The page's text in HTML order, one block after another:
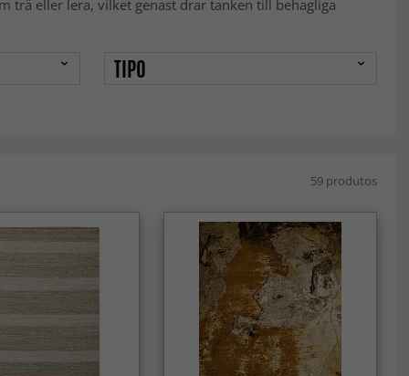
trä eller lera, vilket genast drar tanken till behagliga
TIPO
59 produtos